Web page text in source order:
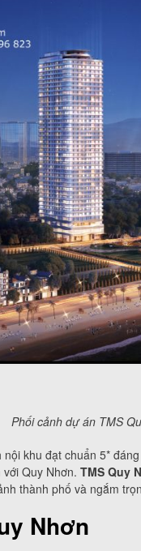
Phối cảnh dự án TMS
khu đạt chuẩn 5*
Quy Nhơn. TMS Quy
thành phố và ngắm
Nhơn